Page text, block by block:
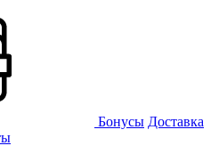
Бонусы Доставка